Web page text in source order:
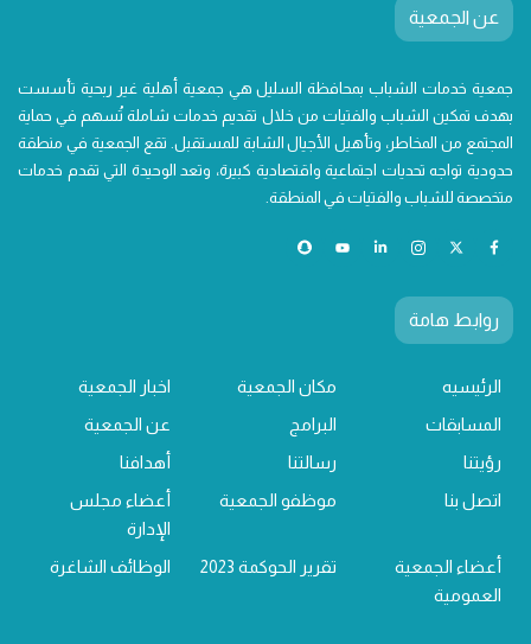
عن الجمعية
جمعية خدمات الشباب بمحافظة السليل هي جمعية أهلية غير ربحية تأسست
بهدف تمكين الشباب والفتيات من خلال تقديم خدمات شاملة تُسهم في حماية
المجتمع من المخاطر، وتأهيل الأجيال الشابة للمستقبل. تقع الجمعية في منطقة
حدودية تواجه تحديات اجتماعية واقتصادية كبيرة، وتعد الوحيدة التي تقدم خدمات
متخصصة للشباب والفتيات في المنطقة.
روابط هامة
الرئيسيه مكان الجمعية
اخبار الجمعية
المسابقات
البرامج
عن الجمعية
رؤيتنا
رسالتنا
أهدافنا
اتصل بنا
موظفو الجمعية
أعضاء مجلس
الإدارة
أعضاء الجمعية
العمومية
تقرير الحوكمة 2023 الوظائف الشاغرة